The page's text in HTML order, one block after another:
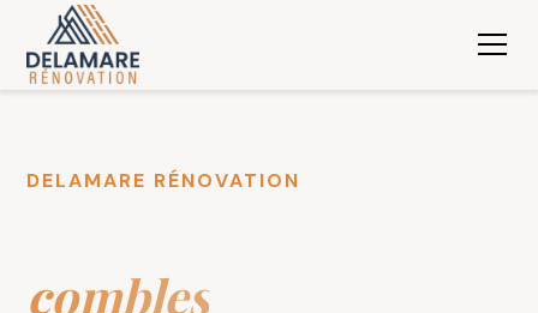
DELAMARE RÉNOVATION
combles